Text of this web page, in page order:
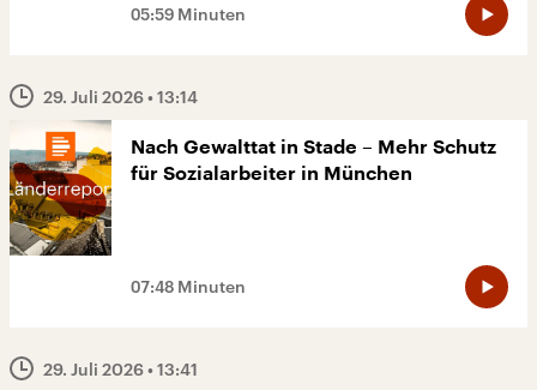
05:59 Minuten
29. Juli 2026• 13:14
Nach Gewalttat in Stade – Mehr Schutz
für Sozialarbeiter in München
07:48 Minuten
29. Juli 2026• 13:41